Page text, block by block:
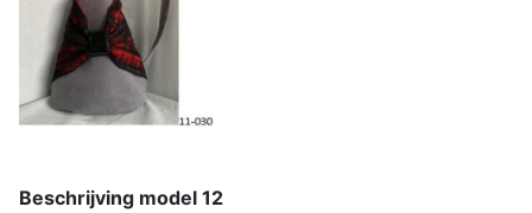
Beschrijving model 12